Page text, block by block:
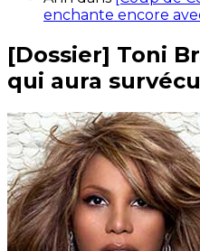
enchante encore
[Dossier] Toni
qui aura